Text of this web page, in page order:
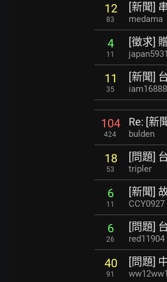
12
83
[新聞]
medama
4
11
[徵求]
11
35
[新聞]
104
424
Re: [新
bulden
18
53
[問題]
tripler
6
11
[新聞]
CCY0927
6
26
[問題]
red11904
40
91
[問題]